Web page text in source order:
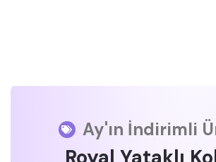
Ay'ın İndirimli